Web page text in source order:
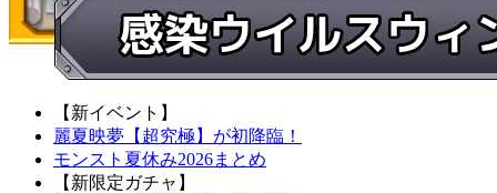
【新イベント】
麗夏映夢【超究極】が初降臨！
モンスト夏休み2026まとめ
【新限定ガチャ】